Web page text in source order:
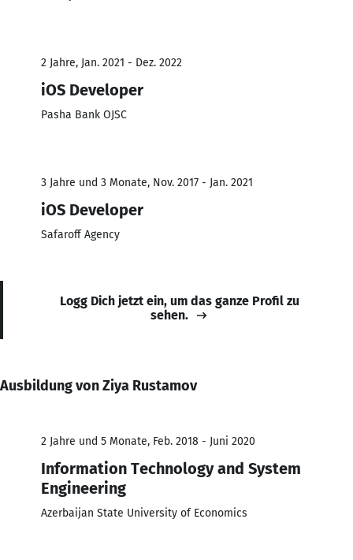
2 Jahre, Jan. 2021 - Dez. 2022
iOS Developer
Pasha Bank OJSC
3 Jahre und 3 Monate, Nov. 2017 - Jan. 2021
iOS Developer
Safaroff Agency
Logg Dich jetzt ein, um das ganze Profil zu
sehen.
Ausbildung von Ziya Rustamov
2 Jahre und 5 Monate, Feb. 2018 - Juni 2020
Information Technology and System
Engineering
Azerbaijan State University of Economics